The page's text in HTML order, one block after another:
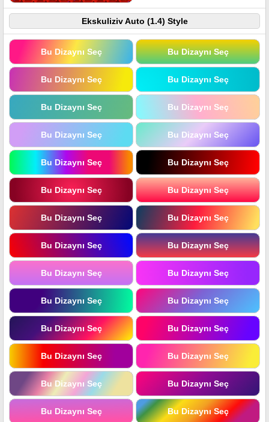
Ekskuliziv Auto (1.4) Style
Bu Dizaynı Seç Bu Dizaynı Seç
Bu Dizaynı Seç Bu Dizaynı Seç
Bu Dizaynı Seç Bu Dizaynı Seç
Bu Dizaynı Seç Bu Dizaynı Seç
Bu Dizaynı Seç Bu Dizaynı Seç
Bu Dizaynı Seç Bu Dizaynı Seç
Bu Dizaynı Seç Bu Dizaynı Seç
Bu Dizaynı Seç Bu Dizaynı Seç
Bu Dizaynı Seç Bu Dizaynı Seç
Bu Dizaynı Seç Bu Dizaynı Seç
Bu Dizaynı Seç Bu Dizaynı Seç
Bu Dizaynı Seç Bu Dizaynı Seç
Bu Dizaynı Seç Bu Dizaynı Seç
Bu Dizaynı Seç Bu Dizaynı Seç